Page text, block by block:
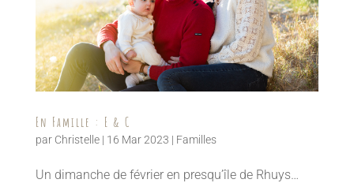
En Famille : E & C
par Christelle| 16 Mar 2023 | Familles
Un dimanche de février en presqu’île de Rhuys…